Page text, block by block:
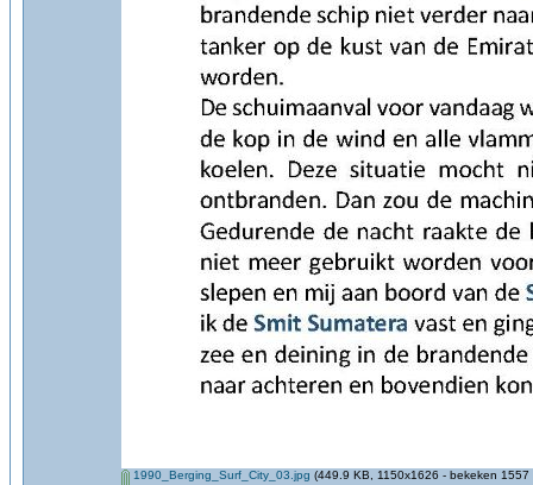
1990_Berging_Surf_City_03.jpg (449.9 KB, 1150x1626 - bekeken 1557